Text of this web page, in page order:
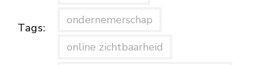
Tags:
ondernemerschap
online zichtbaarheid